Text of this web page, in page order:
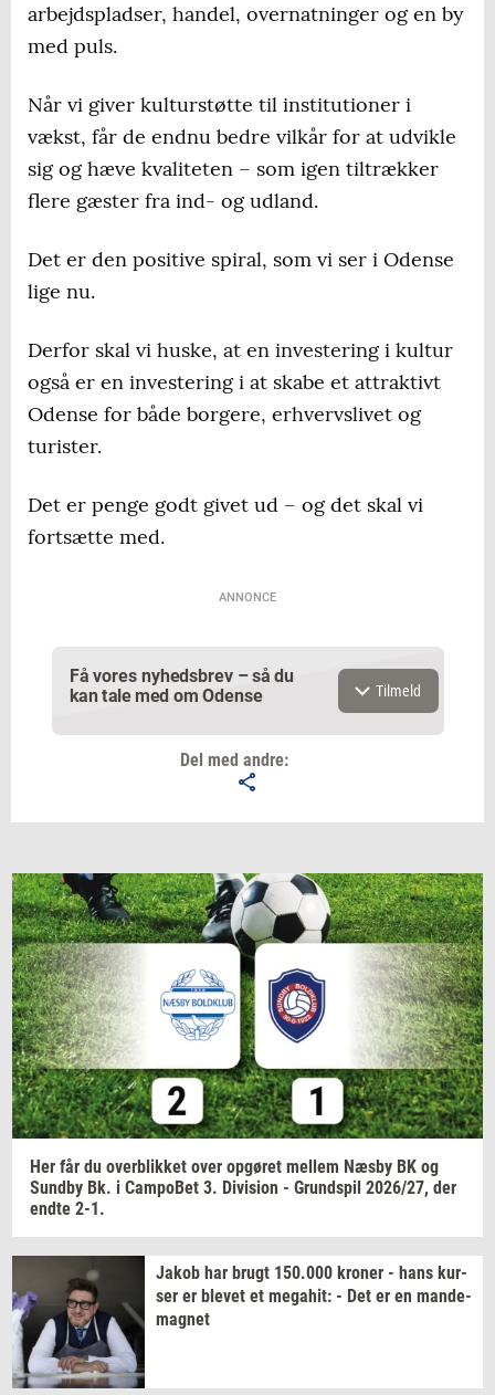
arbejdspladser, handel, overnatninger og en by
med puls.
Når vi giver kulturstøtte til institutioner i
vækst, får de endnu bedre vilkår for at udvikle
sig og hæve kvaliteten – som igen tiltrækker
flere gæster fra ind- og udland.
Det er den positive spiral, som vi ser i Odense
lige nu.
Derfor skal vi huske, at en investering i kultur
også er en investering i at skabe et attraktivt
Odense for både borgere, erhvervslivet og
turister.
Det er penge godt givet ud – og det skal vi
fortsætte med.
ANNONCE
Få vores nyhedsbrev – så du
kan tale med om Odense
Navn
Jeg vil gerne modtage et nyhedsoverblik, samt
relevante tilbud og brugerfordele på mail. Det er altid
muligt at afmelde.
Privatlivspolitik.
Tilmeld
Del med andre:
Her får du over­blik­ket over op­gø­ret mel­lem Næsby BK og
Sund­by Bk. i Cam­po­Bet 3. Di­vi­sion - Grund­spil 2026/27, der
endte 2-1.
Jakob har brugt 150.000 kro­ner - hans kur­
ser er ble­vet et me­ga­hit: - Det er en mande-​
magnet